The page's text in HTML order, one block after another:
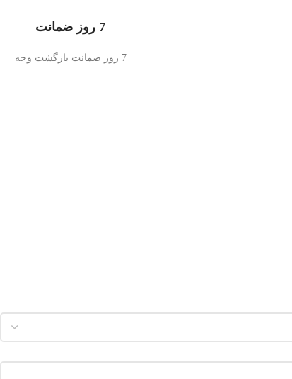
7 روز ضمانت
7 روز ضمانت بازگشت وجه